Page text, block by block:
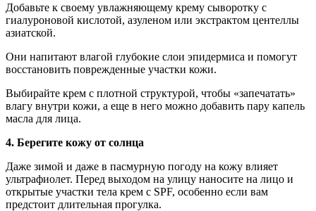
Добавьте к своему увлажняющему крему сыворотку с
гиалуроновой кислотой, азуленом или экстрактом центеллы
азиатской.
Они напитают влагой глубокие слои эпидермиса и помогут
восстановить поврежденные участки кожи.
Выбирайте крем с плотной структурой, чтобы «запечатать»
влагу внутри кожи, а еще в него можно добавить пару капель
масла для лица.
4. Берегите кожу от солнца
Даже зимой и даже в пасмурную погоду на кожу влияет
ультрафиолет. Перед выходом на улицу наносите на лицо и
открытые участки тела крем с SPF, особенно если вам
предстоит длительная прогулка.